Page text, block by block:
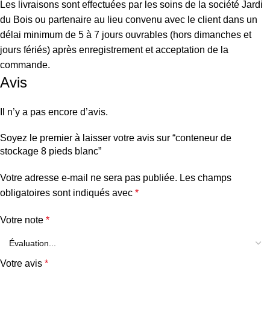
Les livraisons sont effectuées par les soins de la société Jardi
du Bois ou partenaire au lieu convenu avec le client dans un
délai minimum de 5 à 7 jours ouvrables (hors dimanches et
jours fériés) après enregistrement et acceptation de la
commande.
Avis
Il n’y a pas encore d’avis.
Soyez le premier à laisser votre avis sur “conteneur de
stockage 8 pieds blanc”
Votre adresse e-mail ne sera pas publiée. Les champs
obligatoires sont indiqués avec *
Votre note *
Votre avis *